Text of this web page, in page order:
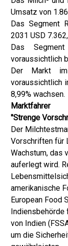
Umsatz von
Das Segment
2031 USD
Das
voraussichtlich
Der Markt
voraussichtlich
8,99% wachsen.
Marktfahrer
"Strenge
Der
Vorschriften für
Wachstum, das
auferlegt wird.
amerikanische
European Food
Indiensbehörde
von Indien
um die